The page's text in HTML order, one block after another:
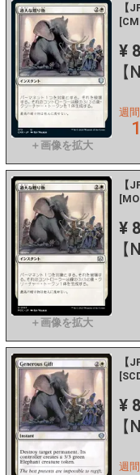
【
¥
週
【
¥
【
¥
週